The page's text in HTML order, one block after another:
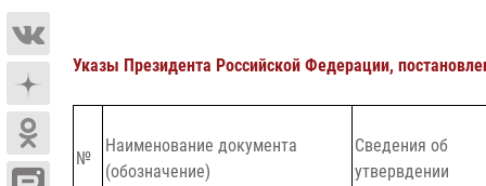
Указы Президента Российской Федерации,
№
Наименование документа
(обозначение)
Сведения об
утвервдении